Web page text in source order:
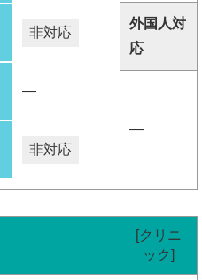
非対応
―
非対応
外国人対
応
―
[クリニ
ック]